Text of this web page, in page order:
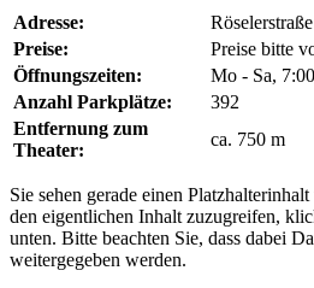
Adresse:
Preise:
Preise bitte
Öffnungszeiten:
Mo - Sa,
Anzahl Parkplätze:
392
Entfernung zum
Theater:
ca. 750 m
Sie sehen gerade einen Platzhalterinhalt
den eigentlichen Inhalt zuzugreifen,
unten. Bitte beachten Sie, dass dabei
weitergegeben werden.